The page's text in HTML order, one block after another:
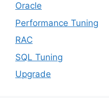
Oracle
Performance Tuning
RAC
SQL Tuning
Upgrade